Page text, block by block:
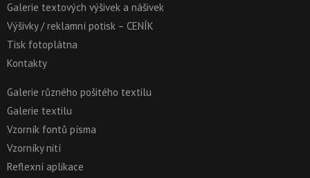
Galerie textových výšivek a nášivek
Výšivky / reklamní potisk – CENÍK
Tisk fotoplátna
Kontakty
Galerie různého pošitého textilu
Galerie textilu
Vzorník fontů písma
Vzorníky nití
Reflexní aplikace